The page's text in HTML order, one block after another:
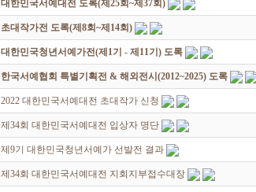
대한민국서예대전 도록(제25회~제37회)
초대작가전 도록(제8회~제14회)
대한민국청년서예가전(제1기 - 제11기) 도록
한국서예협회 특별기획전 & 해외전시(2012~2025) 도록
2022 대한민국서예대전 초대작가 신청
제34회 대한민국서예대전 입상자 명단
제9기 대한민국청년서예가 선발전 결과
제34회 대한민국서예대전 지회지부접수대장